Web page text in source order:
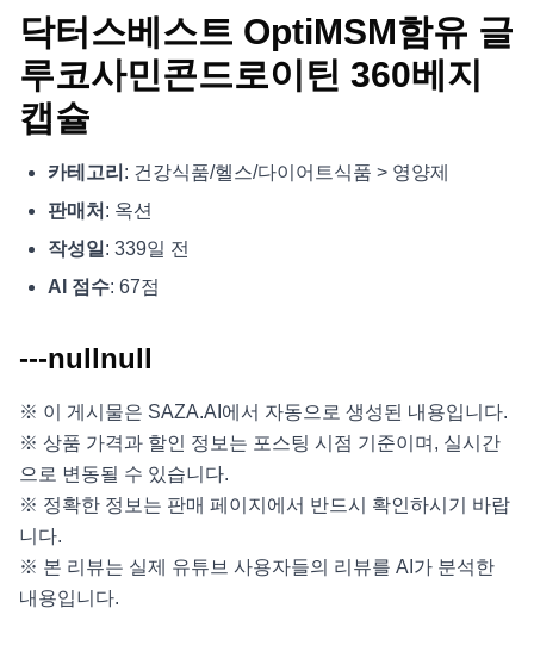
닥터스베스트 OptiMSM함유 글
루코사민콘드로이틴 360베지
캡슐
카테고리 : 건강식품/헬스/다이어트식품 > 영양제
판매처 : 옥션
작성일: 339일 전
AI 점수: 67점
---nullnull
※ 이 게시물은 SAZA.AI에서 자동으로 생성된 내용입니다.
※ 상품 가격과 할인 정보는 포스팅 시점 기준이며, 실시간
으로 변동될 수 있습니다.
※ 정확한 정보는 판매 페이지에서 반드시 확인하시기 바랍
니다.
※ 본 리뷰는 실제 유튜브 사용자들의 리뷰를 AI가 분석한
내용입니다.